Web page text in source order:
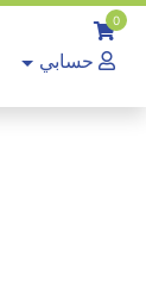
حسابي
0